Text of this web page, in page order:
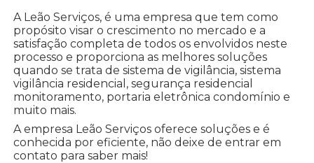
A Leão Serviços, é uma empresa que tem como
propósito visar o crescimento no mercado e a
satisfação completa de todos os envolvidos neste
processo e proporciona as melhores soluções
quando se trata de sistema de vigilância, sistema
vigilância residencial, segurança residencial
monitoramento, portaria eletrônica condomínio e
muito mais.
A empresa Leão Serviços oferece soluções e é
conhecida por eficiente, não deixe de entrar em
contato para saber mais!